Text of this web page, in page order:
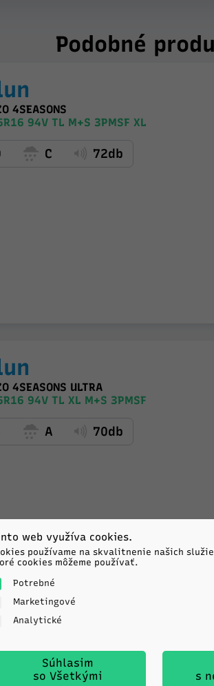
Podobné
4SEASONS
94V TL M+S 3PMSF XL
C 72db
4SEASONS ULTRA
94V TL XL M+S 3PMSF
A 70db
WEATHER EVO
94V TL XL M+S 3PMSF
C 72db
web využíva cookies.
používame na skvalitnenie našich
cookies môžeme používať.
Potrebné
Marketingové
Analytické
Súhlasim
so Všetkými
s